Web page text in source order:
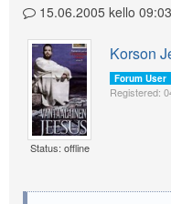
15.06.2005 kello 09:03
Status: offline
Korson
Forum User
Registered: